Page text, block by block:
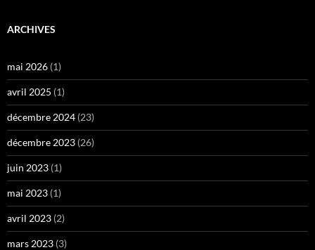
ARCHIVES
mai 2026 (1)
avril 2025 (1)
décembre 2024 (23)
décembre 2023 (26)
juin 2023 (1)
mai 2023 (1)
avril 2023 (2)
mars 2023 (3)